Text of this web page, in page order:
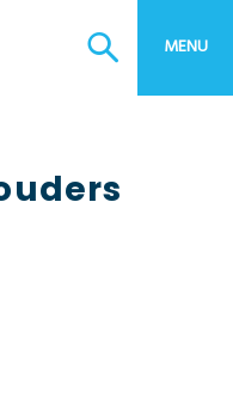
MENU